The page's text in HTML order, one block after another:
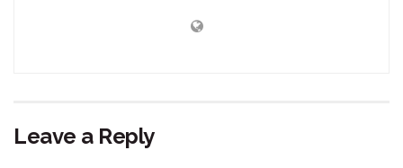
Leave a Reply